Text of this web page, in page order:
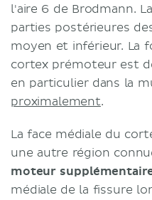
l'aire 6 de Brodmann.
parties postérieures
moyen et inférieur. La
cortex prémoteur est
en particulier dans la
proximalement.
La face médiale du
une autre région
moteur
médiale de la fissure